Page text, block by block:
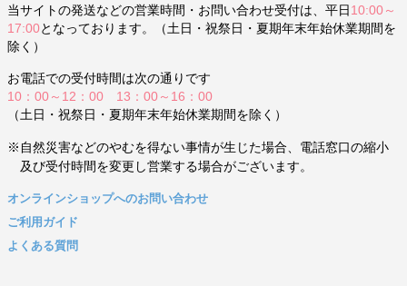
当サイトの発送などの営業時間・お問い合わせ受付は、平日 10:00～
17:00となっております。（土日・祝祭日・夏期年末年始休業期間を
除く）
お電話での受付時間は次の通りです
10：00～12：00 13：00～16：00
（土日・祝祭日・夏期年末年始休業期間を除く）
※自然災害などのやむを得ない事情が生じた場合、電話窓口の縮小
及び受付時間を変更し営業する場合がございます。
オンラインショップへのお問い合わせ
ご利用ガイド
よくある質問